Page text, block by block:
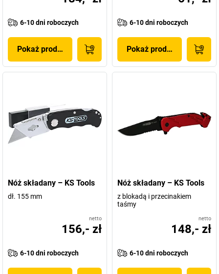
6-10 dni roboczych
Pokaż produkt
6-10 dni roboczych
Pokaż produkt
Nóż składany – KS Tools
dł. 155 mm
netto
156,- zł
6-10 dni roboczych
Nóż składany – KS Tools
z blokadą i przecinakiem
taśmy
netto
148,- zł
6-10 dni roboczych